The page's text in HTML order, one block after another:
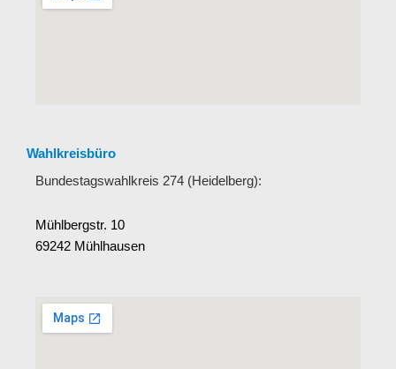
Wahlkreisbüro
Bundestagswahlkreis 274 (Heidelberg):
Mühlbergstr. 10
69242 Mühlhausen